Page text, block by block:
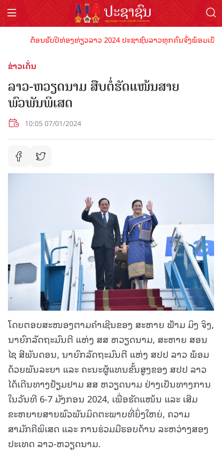
ຕ້ອນຮັບປີທ່ອງທ່ຽວລາວ 2024 ປະຊາຊົນລາວທຸກຄົນຈົ່ງພ້ອມເປັນ
ຂ່າວເດັ່ນ
ລາວ-ຫວຽດນາມ ສືບຕໍ່ຮັດແໜ້ນສາຍ
ພົວພັນພິເສດ
10:05 07/01/2024
ໂດຍຕອບສະໜອງຕາມຄໍາເຊີນຂອງ ສະຫາຍ ຟ້າມ ມິງ ຈິງ,
ນາຍົກລັດຖະມົນຕີ ແຫ່ງ ສສ ຫວຽດນາມ, ສະຫາຍ ສອນ
ໄຊ ສີພັນດອນ, ນາຍົກລັດຖະມົນຕີ ແຫ່ງ ສປປ ລາວ ພ້ອມ
ດ້ວຍພັນລະຍາ ແລະ ຄະນະຜູ້ແທນຂັ້ນສູງຂອງ ສປປ ລາວ
ໄດ້ເດີນທາງຢ້ຽມຢາມ ສສ ຫວຽດນາມ ຢ່າງເປັນທາງການ
ໃນວັນທີ 6-7 ມັງກອນ 2024, ເພື່ອຮັດແໜ້ນ ແລະ ເສີມ
ຂະຫຍາຍສາຍພົວພັນມິດຕະພາບທີ່ຍິ່ງໃຫຍ່, ຄວາມ
ສາມັກຄີພິເສດ ແລະ ການຮ່ວມມືຮອບດ້ານ ລະຫວ່າງສອງ
ປະເທດ ລາວ-ຫວຽດນາມ.